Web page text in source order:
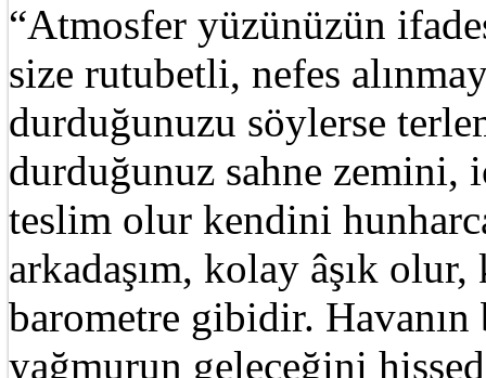
“Atmosfer yüzünüzün
size rutubetli, nefes
durduğunuzu söylerse
durduğunuz sahne
teslim olur kendini
arkadaşım, kolay âşık
barometre gibidir.
yağmurun geleceğini